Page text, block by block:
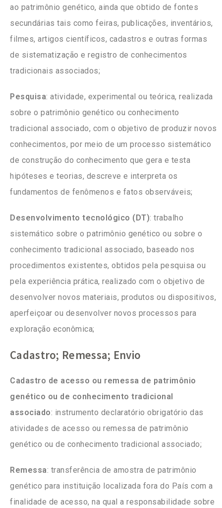
ao patrimônio genético, ainda que obtido de fontes
secundárias tais como feiras, publicações, inventários,
filmes, artigos científicos, cadastros e outras formas
de sistematização e registro de conhecimentos
tradicionais associados;
Pesquisa: atividade, experimental ou teórica, realizada
sobre o patrimônio genético ou conhecimento
tradicional associado, com o objetivo de produzir novos
conhecimentos, por meio de um processo sistemático
de construção do conhecimento que gera e testa
hipóteses e teorias, descreve e interpreta os
fundamentos de fenômenos e fatos observáveis;
Desenvolvimento tecnológico (DT): trabalho
sistemático sobre o patrimônio genético ou sobre o
conhecimento tradicional associado, baseado nos
procedimentos existentes, obtidos pela pesquisa ou
pela experiência prática, realizado com o objetivo de
desenvolver novos materiais, produtos ou dispositivos,
aperfeiçoar ou desenvolver novos processos para
exploração econômica;
Cadastro; Remessa; Envio
Cadastro de acesso ou remessa de patrimônio
genético ou de conhecimento tradicional
associado: instrumento declaratório obrigatório das
atividades de acesso ou remessa de patrimônio
genético ou de conhecimento tradicional associado;
Remessa: transferência de amostra de patrimônio
genético para instituição localizada fora do País com a
finalidade de acesso, na qual a responsabilidade sobre